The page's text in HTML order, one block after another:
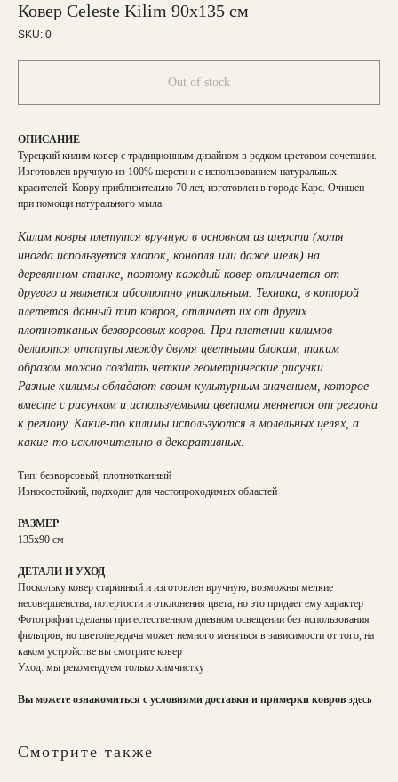
Ковер Celeste Kilim 90х135 см
SKU: 0
Out of stock
ОПИСАНИЕ
Турецкий килим ковер с традиционным дизайном в редком цветовом сочетании.
Изготовлен вручную из 100% шерсти и с использованием натуральных
красителей. Ковру приблизительно 70 лет, изготовлен в городе Карс. Очищен
при помощи натурального мыла.
Килим ковры плетутся вручную в основном из шерсти (хотя
иногда используется хлопок, конопля или даже шелк) на
деревянном станке, поэтому каждый ковер отличается от
другого и является абсолютно уникальным. Техника, в которой
плетется данный тип ковров, отличает их от других
плотнотканых безворсовых ковров. При плетении килимов
делаются отступы между двумя цветными блокам, таким
образом можно создать четкие геометрические рисунки.
Разные килимы обладают своим культурным значением, которое
вместе с рисунком и используемыми цветами меняется от региона
к региону. Какие-то килимы используются в молельных целях, а
какие-то исключительно в декоративных.
Тип: безворсовый, плотнотканный
Износостойкий, подходит для частопроходимых областей
РАЗМЕР
135х90 см
ДЕТАЛИ И УХОД
Поскольку ковер старинный и изготовлен вручную, возможны мелкие
несовершенства, потертости и отклонения цвета, но это придает ему характер
Фотографии сделаны при естественном дневном освещении без использования
фильтров, но цветопередача может немного меняться в зависимости от того, на
каком устройстве вы смотрите ковер
Уход: мы рекомендуем только химчистку
Вы можете ознакомиться с условиями доставки и примерки ковров здесь
Смотрите также